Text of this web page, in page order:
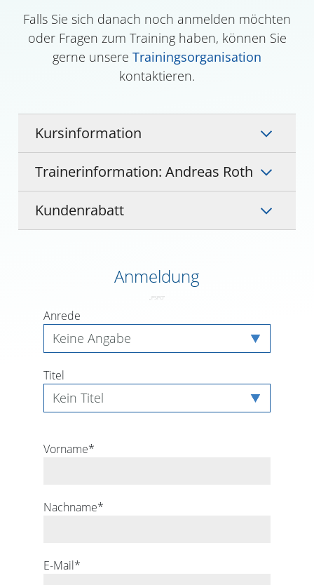
Falls Sie sich danach noch anmelden möchten
oder Fragen zum Training haben, können Sie
gerne unsere Trainingsorganisation
kontaktieren.
Kursinformation
Trainerinformation: Andreas Roth
Kundenrabatt